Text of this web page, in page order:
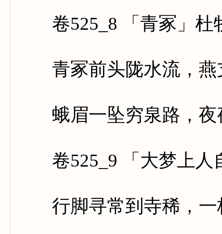
卷525_8 「青冢」杜
青冢前头陇水流，燕
蛾眉一坠穷泉路，夜
卷525_9 「大梦上人
行脚寻常到寺稀，一